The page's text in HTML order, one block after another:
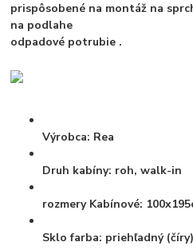
prispôsobené na montáž na
na podlahe
odpadové potrubie .
Výrobca: Rea
Druh kabíny: roh, walk-in
rozmery Kabínové:
Sklo farba: priehľadný (číry)